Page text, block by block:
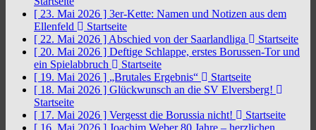
[ 23. Mai 2026 ] 3er-Kette: Namen und Notizen aus dem
Ellenfeld
Startseite
[ 22. Mai 2026 ] Abschied von der Saarlandliga
Startseite
[ 20. Mai 2026 ] Deftige Schlappe, erstes Borussen-Tor und
ein Spielabbruch
Startseite
[ 19. Mai 2026 ] „Brutales Ergebnis“
Startseite
[ 18. Mai 2026 ] Glückwunsch an die SV Elversberg!
Startseite
[ 17. Mai 2026 ] Vergesst die Borussia nicht!
Startseite
[ 16. Mai 2026 ] Joachim Weber 80 Jahre – herzlichen